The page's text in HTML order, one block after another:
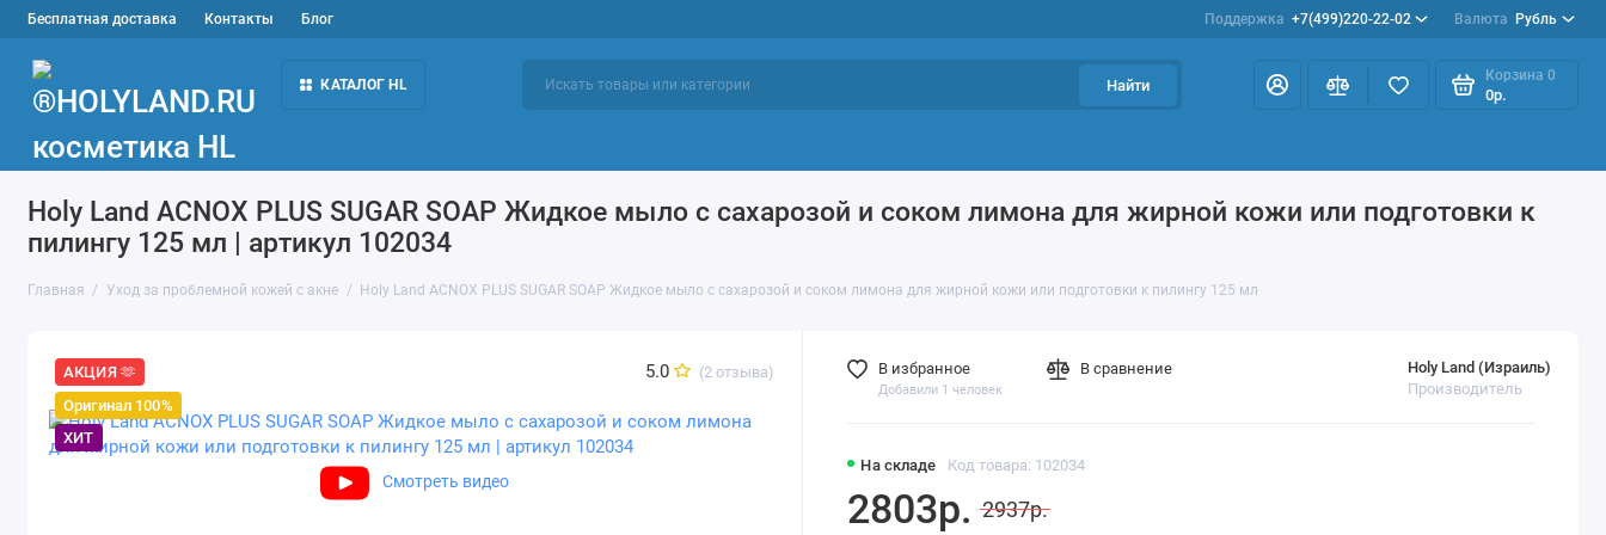
Бесплатная доставка Контакты Блог Поддержка +7(499)220-22-02 Валюта Рубль
КАТАЛОГ HL Найти
Корзина 0
0р.
Подбор средств
Holy Land ACNOX PLUS SUGAR SOAP Жидкое мыло с сахарозой и соком лимона для жирной кожи или подготовки к
пилингу 125 мл | артикул 102034
Главная Уход за проблемной кожей с акне Holy Land ACNOX PLUS SUGAR SOAP Жидкое мыло с сахарозой и соком лимона для жирной кожи или подготовки к пилингу 125 мл
АКЦИЯ 🫶
Оригинал 100%
ХИТ
5.0 (2 отзыва)
Смотреть видео
На складе Код товара: 102034
Holy Land (Израиль)
Производитель
2803р. 2937р.
В избранное
Добавили 1 человек
В сравнение